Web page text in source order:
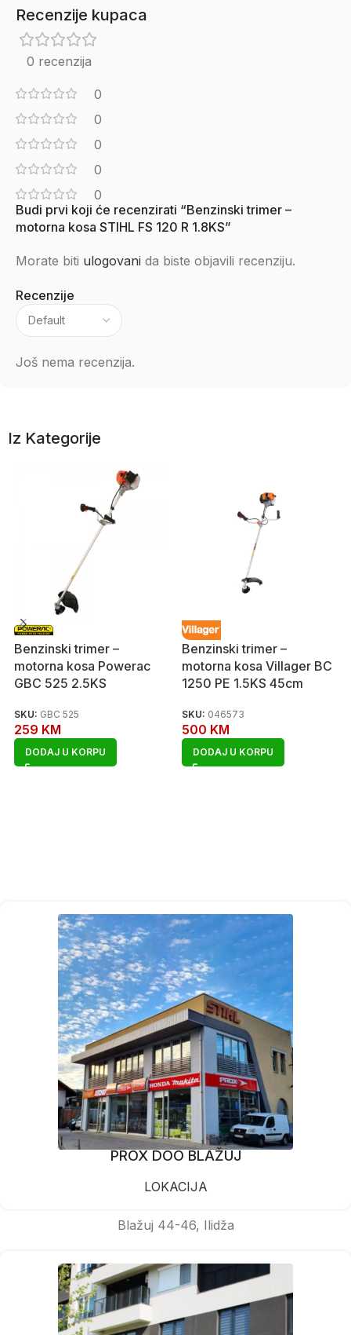
Recenzije kupaca
0 recenzija
0
0
0
0
0
Recenzije
Još nema recenzija.
Budi prvi koji će recenzirati “Benzinski trimer –
motorna kosa STIHL FS 120 R 1.8KS”
Morate biti ulogovani da biste objavili recenziju.
Iz Kategorije
Benzinski trimer –
motorna kosa Powerac
GBC 525 2.5KS
SKU: GBC 525
259 KM
DODAJ U KORPU
Benzinski trimer –
motorna kosa Villager BC
1250 PE 1.5KS 45cm
SKU: 046573
500 KM
DODAJ U KORPU
PROX DOO BLAŽUJ
LOKACIJA
Blažuj 44-46, Ilidža